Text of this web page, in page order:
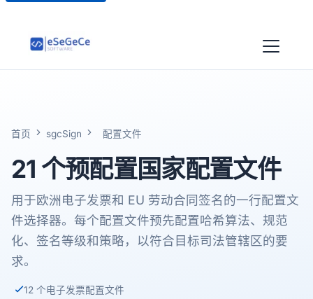
首页 sgcSign 配置文件
21 个预配置国家配置文件
用于欧洲电子发票和 EU 劳动合同签名的一行配置文
件选择器。每个配置文件预先配置哈希算法、规范
化、签名等级和策略，以符合目标司法管辖区的要
求。
12 个电子发票配置文件